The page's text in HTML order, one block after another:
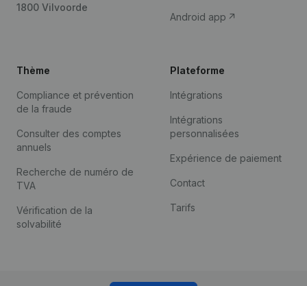
1800 Vilvoorde
Android app
Thème
Compliance et prévention
de la fraude
Consulter des comptes
annuels
Recherche de numéro de
TVA
Vérification de la
solvabilité
Plateforme
Intégrations
Intégrations
personnalisées
Expérience de paiement
Contact
Tarifs